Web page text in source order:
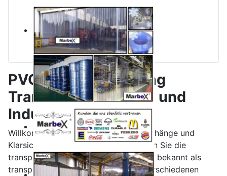
PVC Lamellenvorhang
Transparent für Tore und
Industrie
Willkommen im Shop für Marbex® Vorhänge und
Klarsichtvorhang Zubehör! Hier können Sie die
transparenten Kunststoffstreifen, auch bekannt als
transparente Kunststofflamellen, in verschiedenen